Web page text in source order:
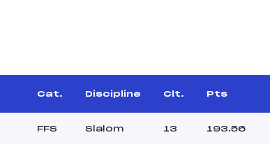
Cat. Discipline Clt. Pts
FFS Slalom 13 193.56